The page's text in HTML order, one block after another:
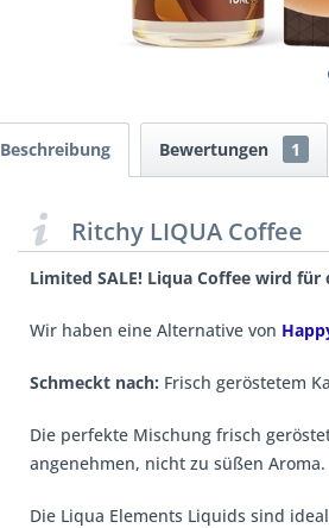
Beschreibung Bewertungen 1
Ritchy LIQUA Coffee
Limited SALE! Liqua Coffee wird
Wir haben eine Alternative von
Schmeckt nach: Frisch geröstetem
Die perfekte Mischung frisch
angenehmen, nicht zu süßen Aroma.
Die Liqua Elements Liquids sind